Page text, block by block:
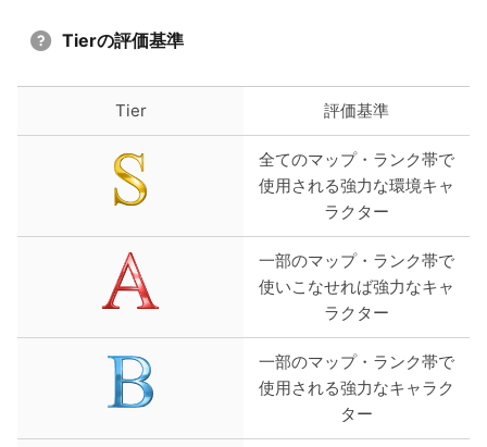
Tierの評価基準
Tier 評価基準
全てのマップ・ランク帯で
使用される強力な環境キャ
ラクター
一部のマップ・ランク帯で
使いこなせれば強力なキャ
ラクター
一部のマップ・ランク帯で
使用される強力なキャラク
ター